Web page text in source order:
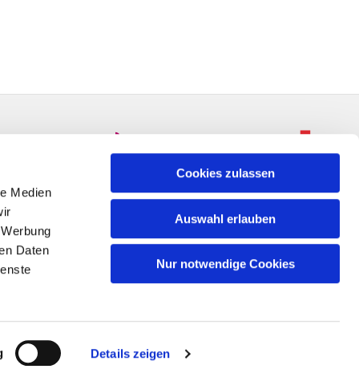
Medien
Daten
Details zeigen
Cookies zulassen
Auswahl erlauben
Nur notwendige Cookies